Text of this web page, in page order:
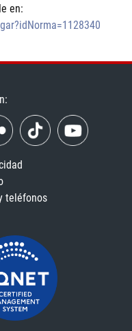
en:
teléfonos